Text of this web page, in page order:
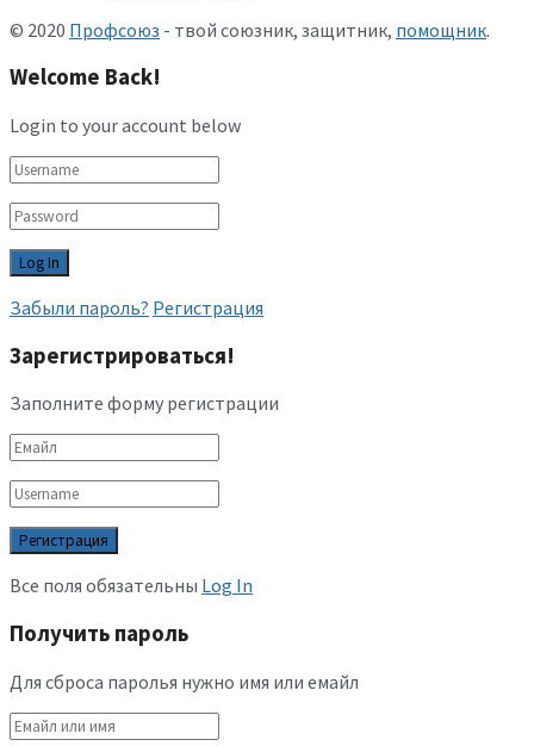
© 2020 Профсоюз - твой союзник, защитник, помощник.
Welcome Back!
Login to your account below
Забыли пароль? Регистрация
Зарегистрироваться!
Заполните форму регистрации
Все поля обязательны Log In
Получить пароль
Для сброса паролья нужно имя или емайл